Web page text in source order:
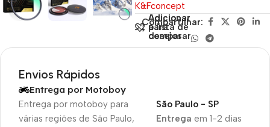
K&Fconcept
Adicionar
para
comparar
Adicionar
à lista de
desejos
Compartilhar:
Envios Rápidos
Entrega por Motoboy
Entrega por motoboy para
várias regiões de São Paulo,
Entrega em 1-2 dias
São Paulo - SP